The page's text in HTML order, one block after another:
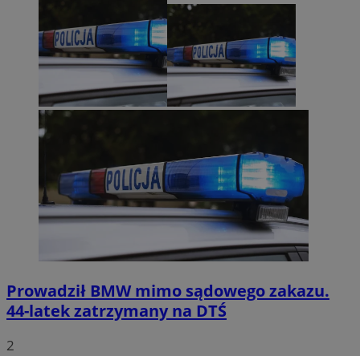
Prowadził BMW mimo sądowego zakazu.
44-latek zatrzymany na DTŚ
2